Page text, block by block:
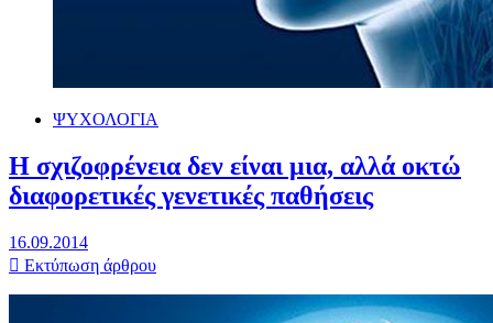
ΨΥΧΟΛΟΓΙΑ
Η σχιζοφρένεια δεν είναι μια, αλλά οκτώ
διαφορετικές γενετικές παθήσεις
16.09.2014
Εκτύπωση άρθρου